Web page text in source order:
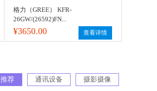
格力（GREE） KFR-
26GW/(26592)FN...
¥3650.00 查看详情
推荐 通讯设备 摄影摄像